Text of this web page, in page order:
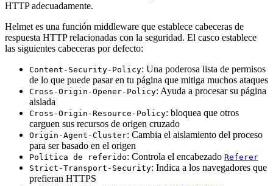
HTTP adecuadamente.
Helmet es una función middleware que establece cabeceras de
respuesta HTTP relacionadas con la seguridad. El casco establece
las siguientes cabeceras por defecto:
Content-Security-Policy: Una poderosa lista de permisos
de lo que puede pasar en tu página que mitiga muchos ataques
Cross-Origin-Opener-Policy: Ayuda a procesar su página
aislada
Cross-Origin-Resource-Policy: bloquea que otros
carguen sus recursos de origen cruzado
Origin-Agent-Cluster: Cambia el aislamiento del proceso
para ser basado en el origen
Política de referido: Controla el encabezado Referer
Strict-Transport-Security: Indica a los navegadores que
prefieran HTTPS